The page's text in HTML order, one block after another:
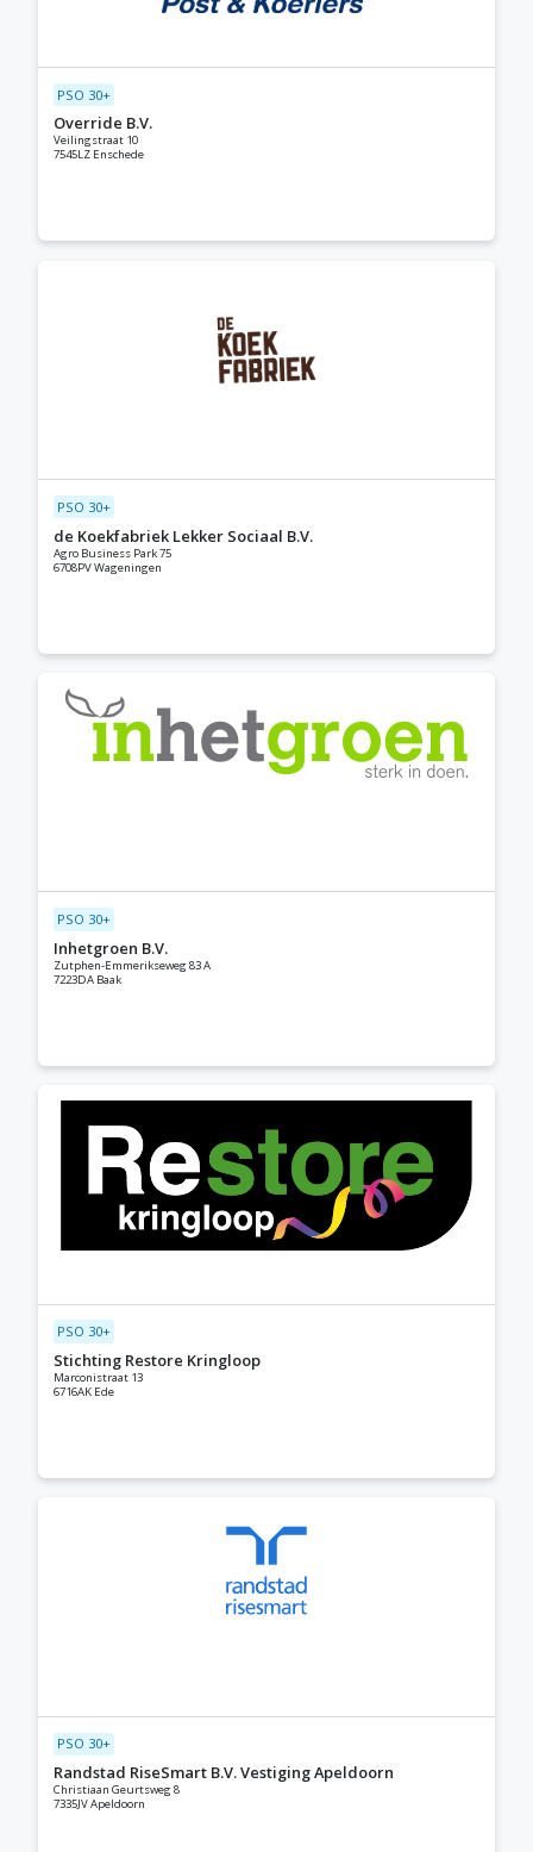
PSO 30+
Override B.V.
Veilingstraat 10
7545LZ Enschede
PSO 30+
de Koekfabriek Lekker Sociaal B.V.
Agro Business Park 75
6708PV Wageningen
PSO 30+
Inhetgroen B.V.
Zutphen-Emmerikseweg 83 A
7223DA Baak
PSO 30+
Stichting Restore Kringloop
Marconistraat 13
6716AK Ede
PSO 30+
Randstad RiseSmart B.V. Vestiging Apeldoorn
Christiaan Geurtsweg 8
7335JV Apeldoorn